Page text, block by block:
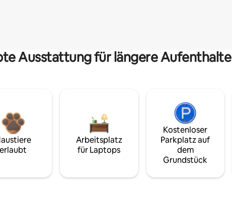
Ausstattung für längere Aufenthalte
erlaubt
Arbeitsplatz
für Laptops
Kostenloser
Parkplatz auf
dem
Grundstück